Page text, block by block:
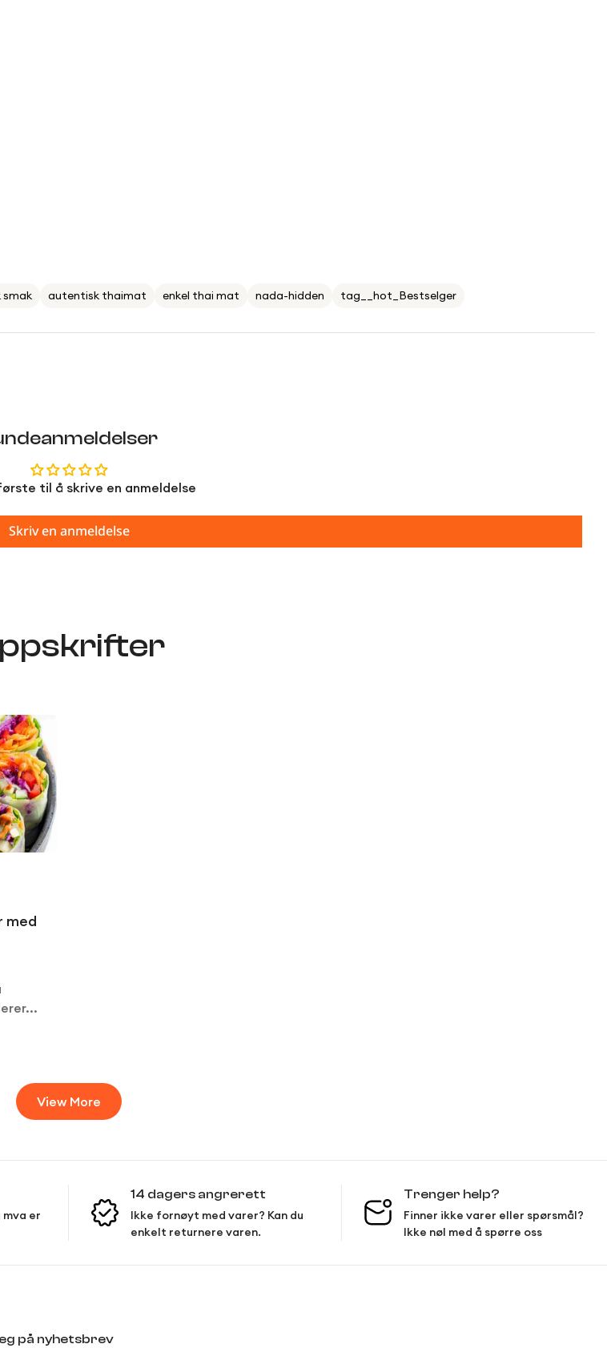
autentisk thaimat enkel thai mat nada-hidden tag__hot_Bestselger
til å skrive en anmeldelse
Skriv en anmeldelse
med
View More
er
14 dagers angrerett
Ikke fornøyt med varer? Kan du
enkelt returnere varen.
Trenger help?
Finner ikke varer eller spørsmål?
Ikke nøl med å spørre oss
på nyhetsbrev